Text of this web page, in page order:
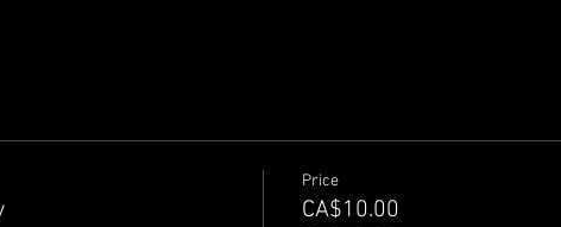
Price
CA$10.00